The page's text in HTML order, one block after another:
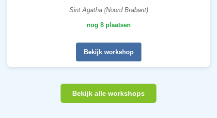
Sint Agatha (Noord Brabant)
nog 8 plaatsen
Bekijk workshop
Bekijk alle workshops